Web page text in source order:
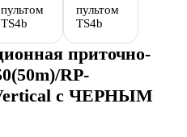
приточно-
RP-
с ЧЕРНЫМ